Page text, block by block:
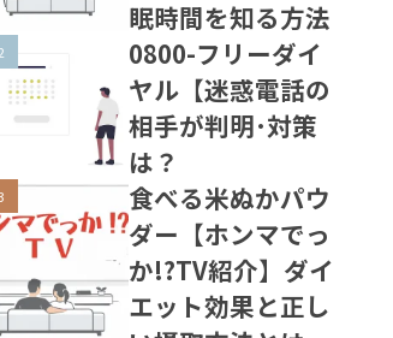
眠時間を知る方法
0800-フリーダイ
ヤル【迷惑電話の
相手が判明･対策
は？
食べる米ぬかパウ
ダー【ホンマでっ
か!?TV紹介】ダイ
エット効果と正し